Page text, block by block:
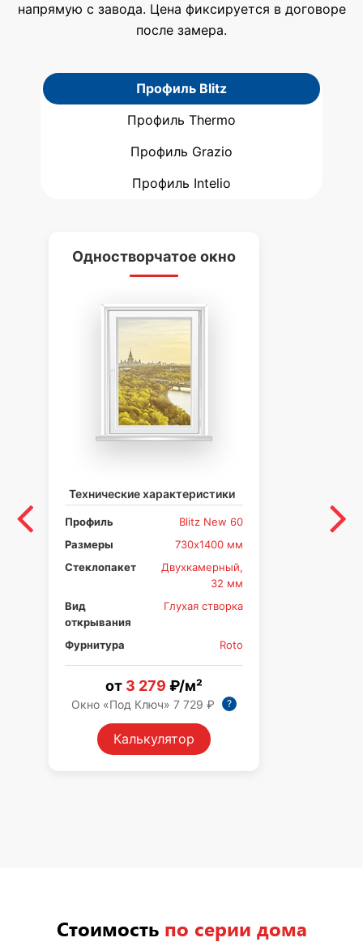
напрямую с завода. Цена фиксируется в договоре
после замера.
Профиль Blitz
Профиль Thermo
Профиль Grazio
Профиль Intelio
Одностворчатое окно
Технические характеристики
Профиль
Blitz New 60
Размеры
730х1400 мм
Стеклопакет
Двухкамерный,
32 мм
Вид
открывания
Глухая створка
Фурнитура Roto
от 3 279 ₽/м²
Окно «Под Ключ» 7 729 ₽ ?
Калькулятор
Стоимостьпо серии дома